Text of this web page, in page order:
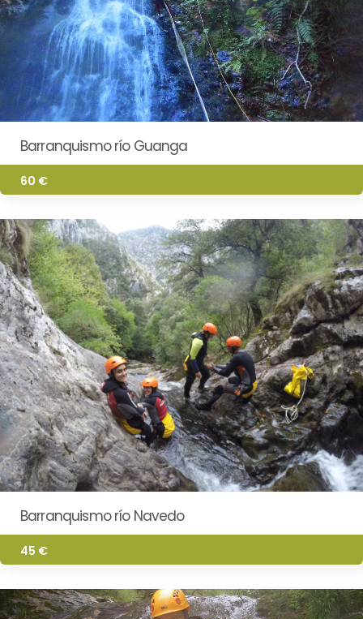
Barranquismo río Guanga
60 €
Barranquismo río Navedo
45 €